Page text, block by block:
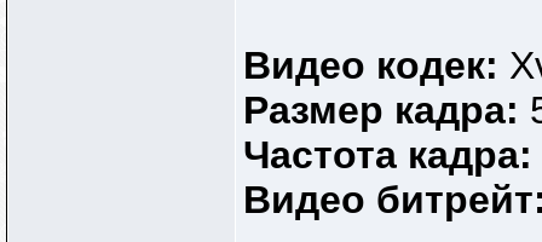
Видео кодек:
Размер кадра:
Частота кадра:
Видео